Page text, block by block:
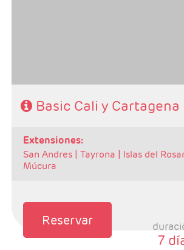
Características
Basic Cali y Cartagena
extensiones:
San Andres | Tayrona | Islas del
Múcura
Reservar
7